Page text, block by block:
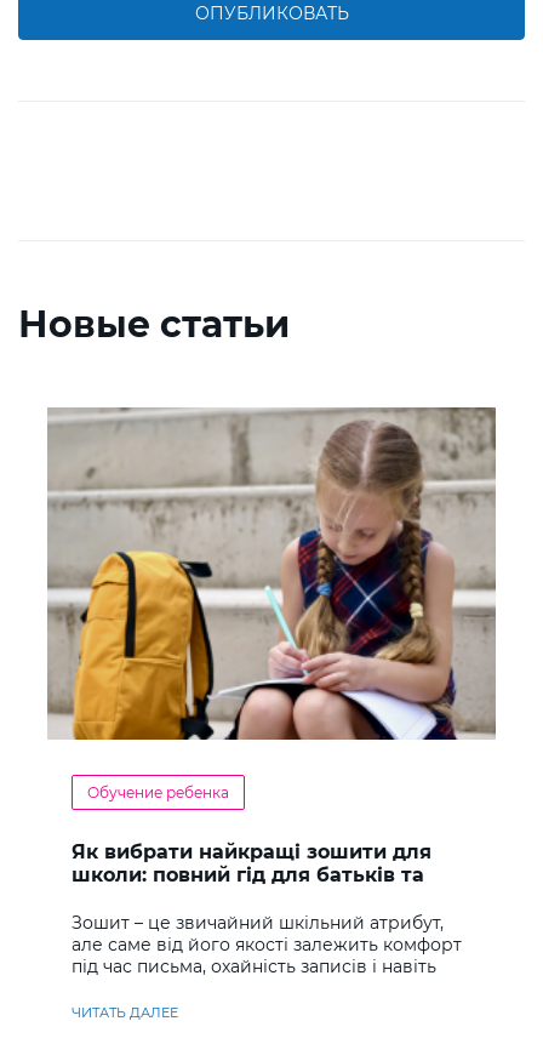
ОПУБЛИКОВАТЬ
Новые статьи
Обучение ребенка
Як вибрати найкращі зошити для
школи: повний гід для батьків та
Зошит – це звичайний шкільний атрибут,
але саме від його якості залежить комфорт
під час письма, охайність записів і навіть
ЧИТАТЬ ДАЛЕЕ